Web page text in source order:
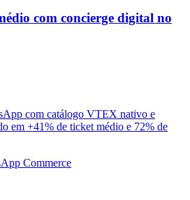
com concierge digital no
com catálogo VTEX nativo e
em +41% de ticket médio e 72% de
Commerce